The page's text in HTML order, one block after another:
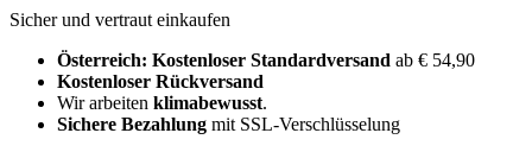
Sicher und vertraut einkaufen
Österreich: Kostenloser Standardversand ab € 54,90
Kostenloser Rückversand
Wir arbeiten klimabewusst.
Sichere Bezahlung mit SSL-Verschlüsselung